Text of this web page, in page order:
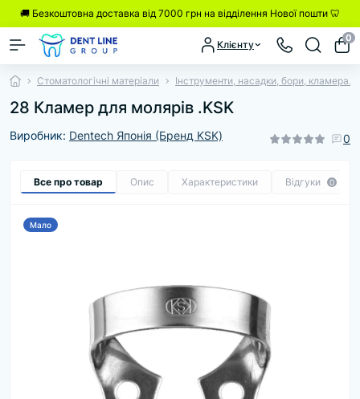
🚚 Безкоштовна доставка від 7000 грн на відділення Нової пошти 🦷
Клієнту
0
Стоматологічні матеріали Інструменти, насадки, бори, кламера.
28 Кламер для молярів .KSK
Виробник: Dentech Японія (Бренд KSK) 0
Все про товар Опис Характеристики Відгуки 0
Мало